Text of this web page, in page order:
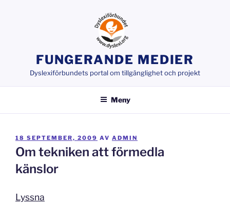
FUNGERANDE MEDIER
Dyslexiförbundets portal om tillgänglighet och projekt
Meny
PUBLICERAT
18 SEPTEMBER, 2009 AV ADMIN
Om tekniken att förmedla
känslor
Lyssna